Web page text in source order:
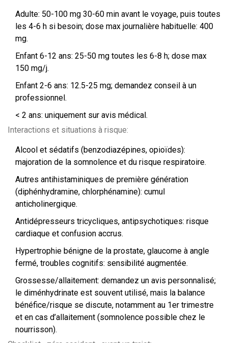
Adulte: 50-100 mg 30-60 min avant le voyage, puis toutes
les 4-6 h si besoin; dose max journalière habituelle: 400
mg.
Enfant 6-12 ans: 25-50 mg toutes les 6-8 h; dose max
150 mg/j.
Enfant 2-6 ans: 12.5-25 mg; demandez conseil à un
professionnel.
< 2 ans: uniquement sur avis médical.
Interactions et situations à risque:
Alcool et sédatifs (benzodiazépines, opioïdes):
majoration de la somnolence et du risque respiratoire.
Autres antihistaminiques de première génération
(diphénhydramine, chlorphénamine): cumul
anticholinergique.
Antidépresseurs tricycliques, antipsychotiques: risque
cardiaque et confusion accrus.
Hypertrophie bénigne de la prostate, glaucome à angle
fermé, troubles cognitifs: sensibilité augmentée.
Grossesse/allaitement: demandez un avis personnalisé;
le diménhydrinate est souvent utilisé, mais la balance
bénéfice/risque se discute, notamment au 1er trimestre
et en cas d’allaitement (somnolence possible chez le
nourrisson).